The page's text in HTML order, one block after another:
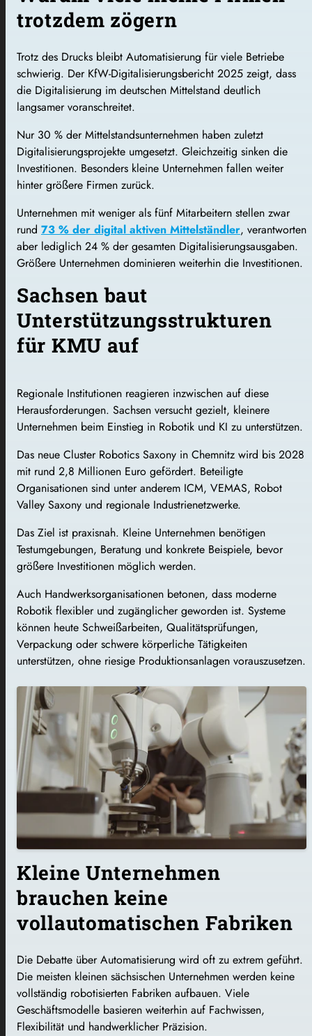
trotzdem zögern
Trotz des Drucks bleibt Automatisierung für viele Betriebe
schwierig. Der KfW-Digitalisierungsbericht 2025 zeigt, dass
die Digitalisierung im deutschen Mittelstand deutlich
langsamer voranschreitet.
Nur 30 % der Mittelstandsunternehmen haben zuletzt
Digitalisierungsprojekte umgesetzt. Gleichzeitig sinken die
Investitionen. Besonders kleine Unternehmen fallen weiter
hinter größere Firmen zurück.
Unternehmen mit weniger als fünf Mitarbeitern stellen zwar
rund 73 % der digital aktiven Mittelständler, verantworten
aber lediglich 24 % der gesamten Digitalisierungsausgaben.
Größere Unternehmen dominieren weiterhin die Investitionen.
Sachsen baut
Unterstützungsstrukturen
für KMU auf
Regionale Institutionen reagieren inzwischen auf diese
Herausforderungen. Sachsen versucht gezielt, kleinere
Unternehmen beim Einstieg in Robotik und KI zu unterstützen.
Das neue Cluster Robotics Saxony in Chemnitz wird bis 2028
mit rund 2,8 Millionen Euro gefördert. Beteiligte
Organisationen sind unter anderem ICM, VEMAS, Robot
Valley Saxony und regionale Industrienetzwerke.
Das Ziel ist praxisnah. Kleine Unternehmen benötigen
Testumgebungen, Beratung und konkrete Beispiele, bevor
größere Investitionen möglich werden.
Auch Handwerksorganisationen betonen, dass moderne
Robotik flexibler und zugänglicher geworden ist. Systeme
können heute Schweißarbeiten, Qualitätsprüfungen,
Verpackung oder schwere körperliche Tätigkeiten
unterstützen, ohne riesige Produktionsanlagen vorauszusetzen.
Kleine Unternehmen
brauchen keine
vollautomatischen Fabriken
Die Debatte über Automatisierung wird oft zu extrem geführt.
Die meisten kleinen sächsischen Unternehmen werden keine
vollständig robotisierten Fabriken aufbauen. Viele
Geschäftsmodelle basieren weiterhin auf Fachwissen,
Flexibilität und handwerklicher Präzision.